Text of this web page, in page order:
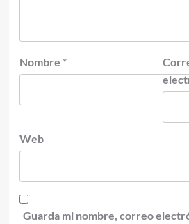
Nombre *
Web
Guarda mi nombre, correo